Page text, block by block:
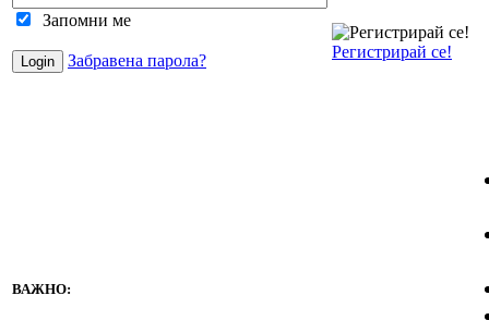
Запомни ме
Забравена парола? Регистрирай се!
ВАЖНО: